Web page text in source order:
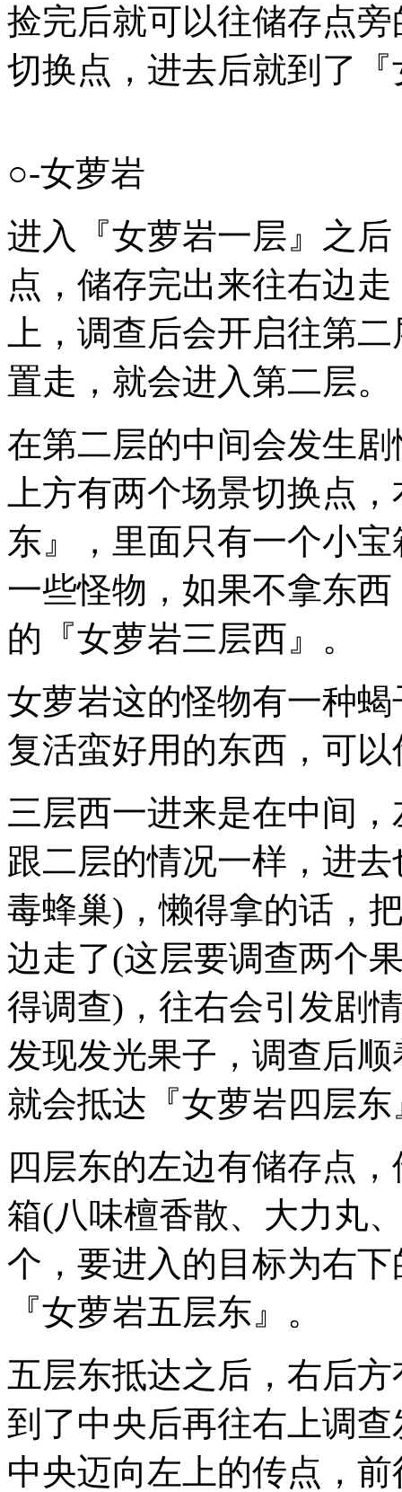
捡完后就可以往储存点
切换点，进去后就到了
○-女萝岩
进入『女萝岩一层』之
点，储存完出来往右边
上，调查后会开启往第
置走，就会进入第二层。
在第二层的中间会发生
上方有两个场景切换点
东』，里面只有一个小
一些怪物，如果不拿东
的『女萝岩三层西』。
女萝岩这的怪物有一种
复活蛮好用的东西，可
三层西一进来是在中间
跟二层的情况一样，进
毒蜂巢)，懒得拿的话，
边走了(这层要调查两个
得调查)，往右会引发剧
发现发光果子，调查后
就会抵达『女萝岩四层东
四层东的左边有储存点
箱(八味檀香散、大力丸
个，要进入的目标为右
『女萝岩五层东』。
五层东抵达之后，右后
到了中央后再往右上调
中央迈向左上的传点，